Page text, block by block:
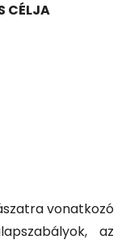
CÉLJA
vonatkozó
az